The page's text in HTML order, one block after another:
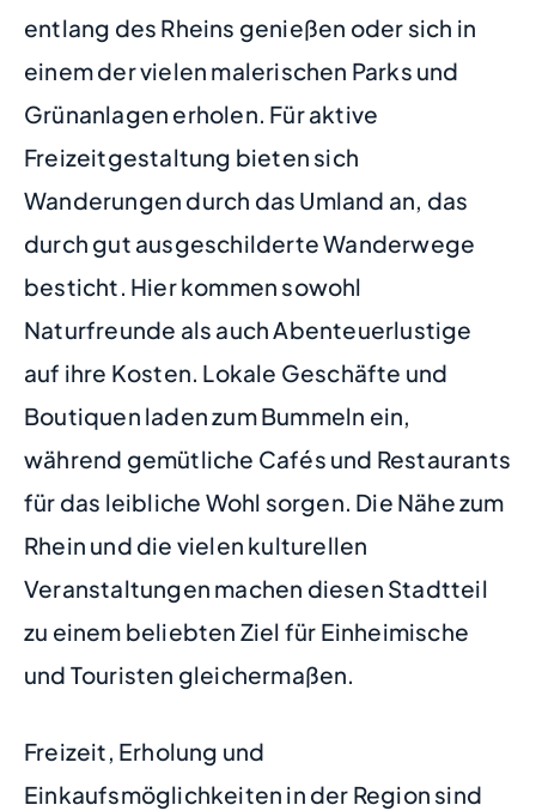
entlang des Rheins genießen oder sich in
einem der vielen malerischen Parks und
Grünanlagen erholen. Für aktive
Freizeitgestaltung bieten sich
Wanderungen durch das Umland an, das
durch gut ausgeschilderte Wanderwege
besticht. Hier kommen sowohl
Naturfreunde als auch Abenteuerlustige
auf ihre Kosten. Lokale Geschäfte und
Boutiquen laden zum Bummeln ein,
während gemütliche Cafés und Restaurants
für das leibliche Wohl sorgen. Die Nähe zum
Rhein und die vielen kulturellen
Veranstaltungen machen diesen Stadtteil
zu einem beliebten Ziel für Einheimische
und Touristen gleichermaßen.
Freizeit, Erholung und
Einkaufsmöglichkeiten in der Region sind